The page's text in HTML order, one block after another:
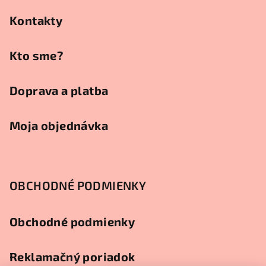
Kontakty
Kto sme?
Doprava a platba
Moja objednávka
OBCHODNÉ PODMIENKY
Obchodné podmienky
Reklamačný poriadok